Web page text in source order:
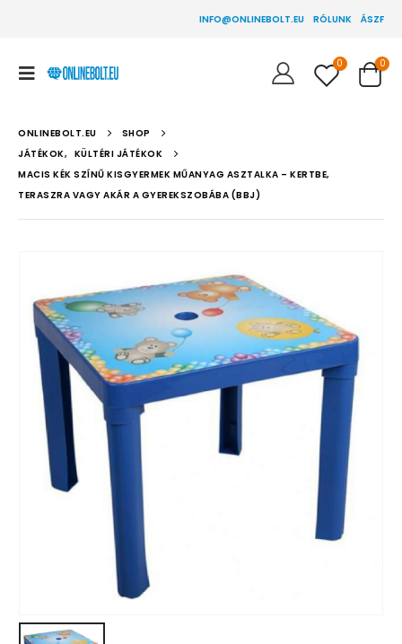
INFO@ONLINEBOLT.EU RÓLUNK ÁSZF
0 0
ONLINEBOLT.EU
SHOP
JÁTÉKOK, KÜLTÉRI JÁTÉKOK
MACIS KÉK SZÍNŰ KISGYERMEK MŰANYAG ASZTALKA – KERTBE,
TERASZRA VAGY AKÁR A GYEREKSZOBÁBA (BBJ)